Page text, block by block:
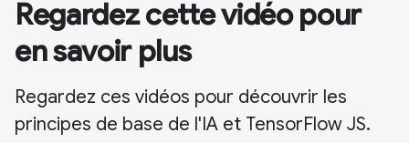
Regardez cette vidéo pour
en savoir plus
Regardez ces vidéos pour découvrir les
principes de base de l'IA et TensorFlow JS.